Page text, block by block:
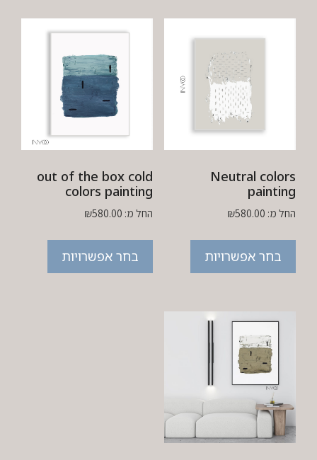
Neutral colors
painting
החל מ: ₪580.00
בחר אפשרויות
out of the box cold
colors painting
החל מ: ₪580.00
בחר אפשרויות